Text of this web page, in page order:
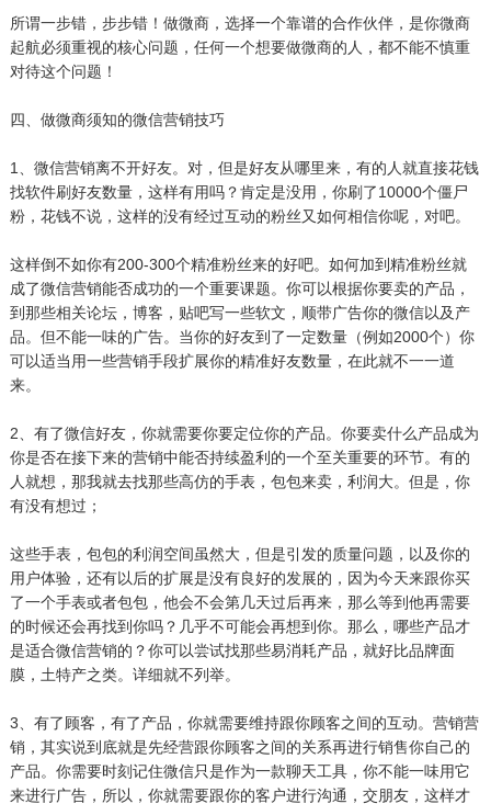
所谓一步错，步步错！做微商，选择一个靠谱的合作伙伴，是你微商
起航必须重视的核心问题，任何一个想要做微商的人，都不能不慎重
对待这个问题！
四、做微商须知的微信营销技巧
1、微信营销离不开好友。对，但是好友从哪里来，有的人就直接花钱
找软件刷好友数量，这样有用吗？肯定是没用，你刷了10000个僵尸
粉，花钱不说，这样的没有经过互动的粉丝又如何相信你呢，对吧。
这样倒不如你有200-300个精准粉丝来的好吧。如何加到精准粉丝就
成了微信营销能否成功的一个重要课题。你可以根据你要卖的产品，
到那些相关论坛，博客，贴吧写一些软文，顺带广告你的微信以及产
品。但不能一味的广告。当你的好友到了一定数量（例如2000个）你
可以适当用一些营销手段扩展你的精准好友数量，在此就不一一道
来。
2、有了微信好友，你就需要你要定位你的产品。你要卖什么产品成为
你是否在接下来的营销中能否持续盈利的一个至关重要的环节。有的
人就想，那我就去找那些高仿的手表，包包来卖，利润大。但是，你
有没有想过；
这些手表，包包的利润空间虽然大，但是引发的质量问题，以及你的
用户体验，还有以后的扩展是没有良好的发展的，因为今天来跟你买
了一个手表或者包包，他会不会第几天过后再来，那么等到他再需要
的时候还会再找到你吗？几乎不可能会再想到你。那么，哪些产品才
是适合微信营销的？你可以尝试找那些易消耗产品，就好比品牌面
膜，土特产之类。详细就不列举。
3、有了顾客，有了产品，你就需要维持跟你顾客之间的互动。营销营
销，其实说到底就是先经营跟你顾客之间的关系再进行销售你自己的
产品。你需要时刻记住微信只是作为一款聊天工具，你不能一味用它
来进行广告，所以，你就需要跟你的客户进行沟通，交朋友，这样才